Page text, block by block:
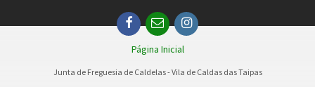
Facebook
EmailInstagram
Página Inicial
Junta de Freguesia de Caldelas - Vila de Caldas das Taipas